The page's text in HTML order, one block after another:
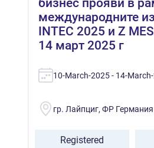
международните
INTEC 2025 и Z
14 март 2025 г
10-March-2025 - 14-
гр. Лайпциг, ФР Германия
Registered